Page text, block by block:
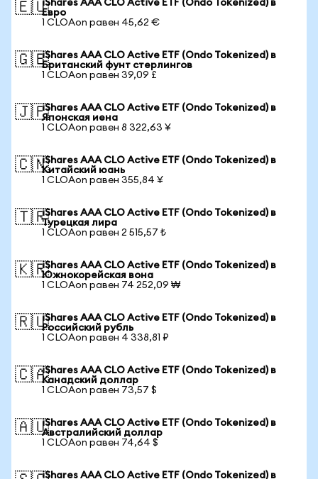
🇪🇺iShares AAA CLO Active ETF (Ondo Tokenized) в
Евро
1 CLOAon равен 45,62 €
🇬🇧iShares AAA CLO Active ETF (Ondo Tokenized) в
Британский фунт стерлингов
1 CLOAon равен 39,09 £
🇯🇵iShares AAA CLO Active ETF (Ondo Tokenized) в
Японская иена
1 CLOAon равен 8 322,63 ¥
🇨🇳iShares AAA CLO Active ETF (Ondo Tokenized) в
Китайский юань
1 CLOAon равен 355,84 ¥
🇹🇷iShares AAA CLO Active ETF (Ondo Tokenized) в
Турецкая лира
1 CLOAon равен 2 515,57 ₺
🇰🇷iShares AAA CLO Active ETF (Ondo Tokenized) в
Южнокорейская вона
1 CLOAon равен 74 252,09 ₩
🇷🇺iShares AAA CLO Active ETF (Ondo Tokenized) в
Российский рубль
1 CLOAon равен 4 338,81 ₽
🇨🇦iShares AAA CLO Active ETF (Ondo Tokenized) в
Канадский доллар
1 CLOAon равен 73,57 $
🇦🇺iShares AAA CLO Active ETF (Ondo Tokenized) в
Австралийский доллар
1 CLOAon равен 74,64 $
iShares AAA CLO Active ETF (Ondo Tokenized) в